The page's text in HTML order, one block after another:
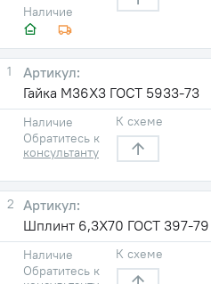
Наличие
1
Гайка М36X3 ГОСТ 5933-73
Наличие
Обратитесь к
консультанту
К схеме
2
Шплинт 6,3X70 ГОСТ 397-79
Наличие
Обратитесь к
К схеме